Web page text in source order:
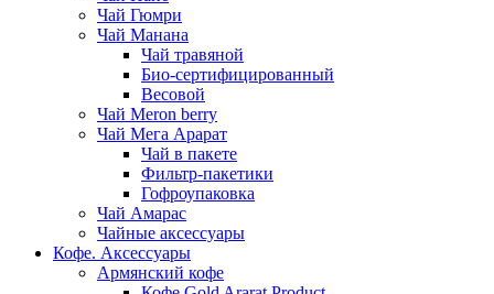
Чай Гюмри
Чай Манана
Чай травяной
Био-сертифицированный
Весовой
Чай Meron berry
Чай Мега Арарат
Чай в пакете
Фильтр-пакетики
Гофроупаковка
Чай Амарас
Чайные аксессуары
Кофе. Аксессуары
Армянский кофе